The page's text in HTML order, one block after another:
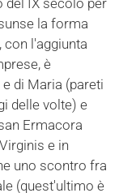
la forma
con l'aggiunta
è
di Maria (pareti
delle volte) e
Ermacora
e in
uno scontro fra
(quest'ultimo è